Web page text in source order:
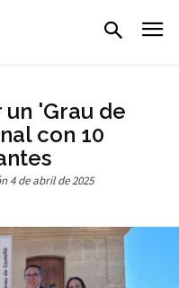
'Grau de
con 10
4 de abril de 2025